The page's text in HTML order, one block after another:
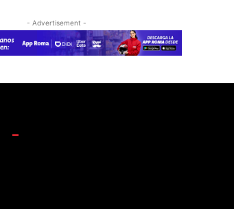
- Advertisement -
-